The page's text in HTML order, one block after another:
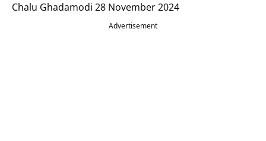
Chalu Ghadamodi 28 November 2024
Advertisement